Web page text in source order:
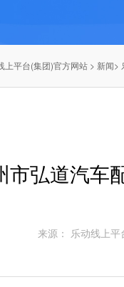
上平台(集团)官方网站 > 新闻>
市弘道汽车
来源： 乐动线上